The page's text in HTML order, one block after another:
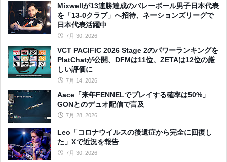
Mixwellが13連勝達成のバレーボール男子日本代表
を「13-0クラブ」へ招待、ネーションズリーグで
日本代表活躍中
7月 30, 2026
VCT PACIFIC 2026 Stage 2のパワーランキングを
PlatChatが公開、DFMは11位、ZETAは12位の厳
しい評価に
7月 14, 2026
Aace「来年FENNELでプレイする確率は50%」
GONとのデュオ配信で言及
7月 28, 2026
Leo「コロナウイルスの後遺症から完全に回復し
た」Xで近況を報告
7月 30, 2026